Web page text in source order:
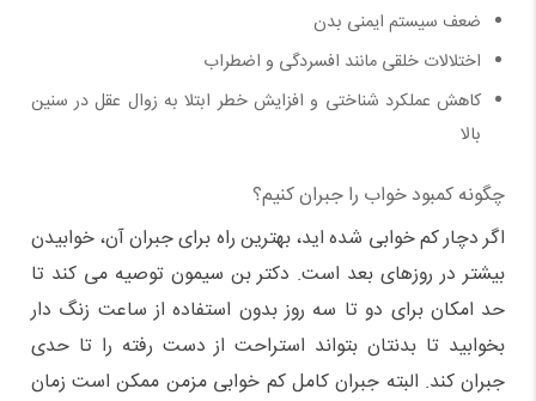
ضعف سیستم ایمنی بدن
اختلالات خلقی مانند افسردگی و اضطراب
کاهش عملکرد شناختی و افزایش خطر ابتلا به زوال عقل در سنین
بالا
چگونه کمبود خواب را جبران کنیم؟
اگر دچار کم خوابی شده اید، بهترین راه برای جبران آن، خوابیدن
بیشتر در روزهای بعد است. دکتر بن سیمون توصیه می کند تا
حد امکان برای دو تا سه روز بدون استفاده از ساعت زنگ دار
بخوابید تا بدنتان بتواند استراحت از دست رفته را تا حدی
جبران کند. البته جبران کامل کم خوابی مزمن ممکن است زمان